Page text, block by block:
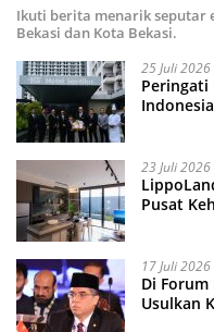
Ikuti berita menarik seputar
Bekasi dan Kota Bekasi.
25 Juli 2026
Peringati
23 Juli 2026
Pusat
17 Juli 2026
Di Forum
Usulkan